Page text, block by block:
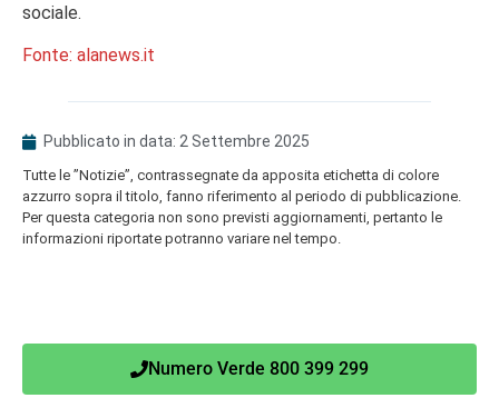
sociale.
Fonte: alanews.it
Pubblicato in data: 2 Settembre 2025
Tutte le ”Notizie”, contrassegnate da apposita etichetta di colore
azzurro sopra il titolo, fanno riferimento al periodo di pubblicazione.
Per questa categoria non sono previsti aggiornamenti, pertanto le
informazioni riportate potranno variare nel tempo.
Numero Verde 800 399 299